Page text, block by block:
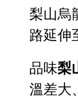
梨山烏
路延伸
品味梨
溫差大